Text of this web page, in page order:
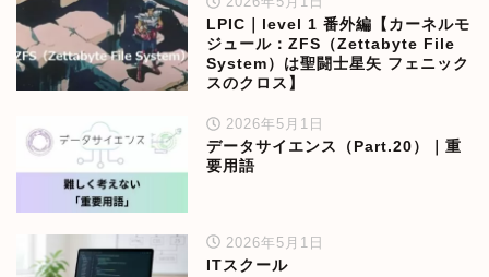
LPIC｜level 1 番外編【カーネルモ
ジュール：ZFS（Zettabyte File
System）は聖闘士星矢 フェニック
スのクロス】
2026年5月1日
データサイエンス（Part.20）｜重
要用語
2026年5月1日
ITスクール